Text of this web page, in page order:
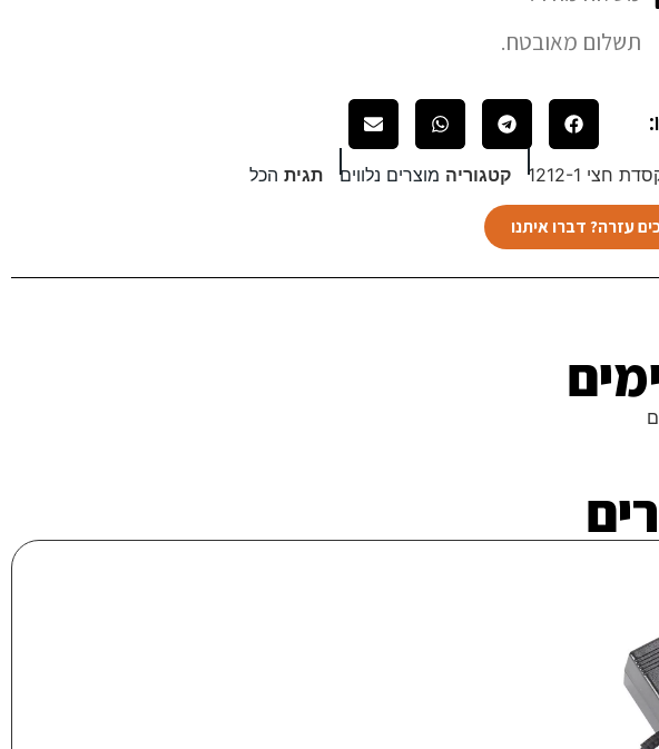
תשלום מאובטח.
חצי 1212-1 קטגוריה מוצרים נלווים תגית הכל
עזרה? דברו איתנו